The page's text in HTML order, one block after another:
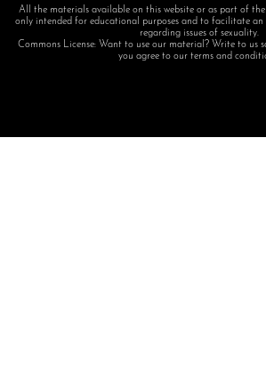
All the materials available on this website or as part of
only intended for educational purposes and to facilitate
regarding issues of sexuality.
Commons License: Want to use our material? Write to us
you agree to our terms and